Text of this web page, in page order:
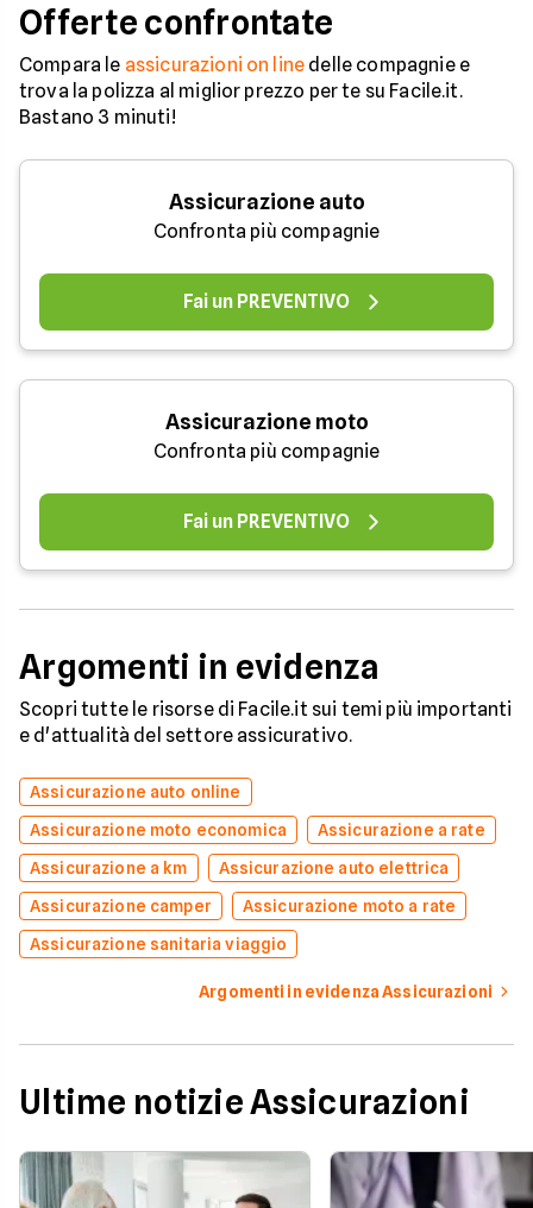
Offerte confrontate
Compara le assicurazioni on line delle compagnie e
trova la polizza al miglior prezzo per te su Facile.it.
Bastano 3 minuti!
Assicurazione auto
Confronta più compagnie
Fai un PREVENTIVO
Assicurazione moto
Confronta più compagnie
Fai un PREVENTIVO
Argomenti in evidenza
Scopri tutte le risorse di Facile.it sui temi più importanti
e d'attualità del settore assicurativo.
Assicurazione auto online
Assicurazione moto economica
Assicurazione a rate
Assicurazione a km
Assicurazione auto elettrica
Assicurazione camper
Assicurazione moto a rate
Assicurazione sanitaria viaggio
Argomenti in evidenza Assicurazioni
Ultime notizie Assicurazioni